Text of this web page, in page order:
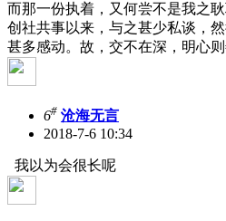
而那一份执着，又何尝不是我之耿
创社共事以来，与之甚少私谈，
甚多感动。故，交不在深，明心则
6# 沧海无言
2018-7-6 10:34
我以为会很长呢